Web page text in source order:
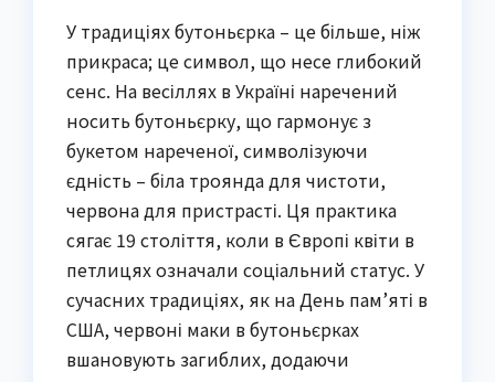
У традиціях бутоньєрка – це більше, ніж
прикраса; це символ, що несе глибокий
сенс. На весіллях в Україні наречений
носить бутоньєрку, що гармонує з
букетом нареченої, символізуючи
єдність – біла троянда для чистоти,
червона для пристрасті. Ця практика
сягає 19 століття, коли в Європі квіти в
петлицях означали соціальний статус. У
сучасних традиціях, як на День пам’яті в
США, червоні маки в бутоньєрках
вшановують загиблих, додаючи